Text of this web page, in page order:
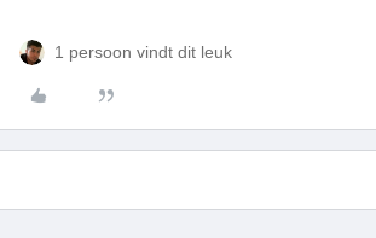
1 persoon vindt dit leuk